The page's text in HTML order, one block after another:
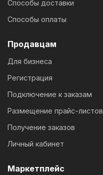
Способы доставки
Способы оплаты
Продавцам
Для бизнеса
Регистрация
Подключение к заказам
Размещение прайс-листов
Получение заказов
Личный кабинет
Маркетплейс